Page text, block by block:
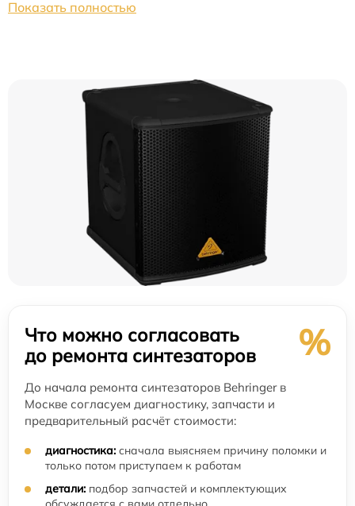
Показать полностью
Что можно согласовать
до ремонта синтезаторов
%
До начала ремонта синтезаторов Behringer в
Москве согласуем диагностику, запчасти и
предварительный расчёт стоимости:
диагностика: сначала выясняем причину поломки и
только потом приступаем к работам
детали: подбор запчастей и комплектующих